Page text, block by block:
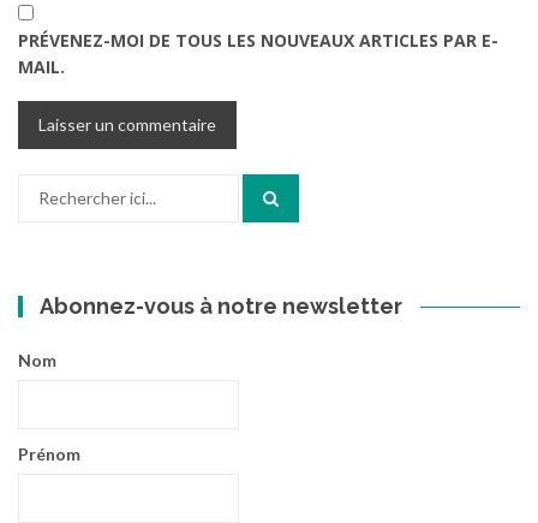
PRÉVENEZ-MOI DE TOUS LES NOUVEAUX ARTICLES PAR E-
MAIL.
Abonnez-vous à notre newsletter
Nom
Prénom